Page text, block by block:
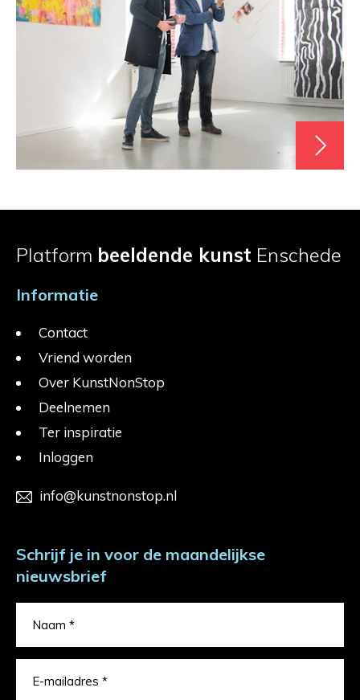
Platform beeldende kunst Enschede
Informatie
Contact
Vriend worden
Over KunstNonStop
Deelnemen
Ter inspiratie
Inloggen
info@kunstnonstop.nl
Schrijf je in voor de maandelijkse
nieuwsbrief